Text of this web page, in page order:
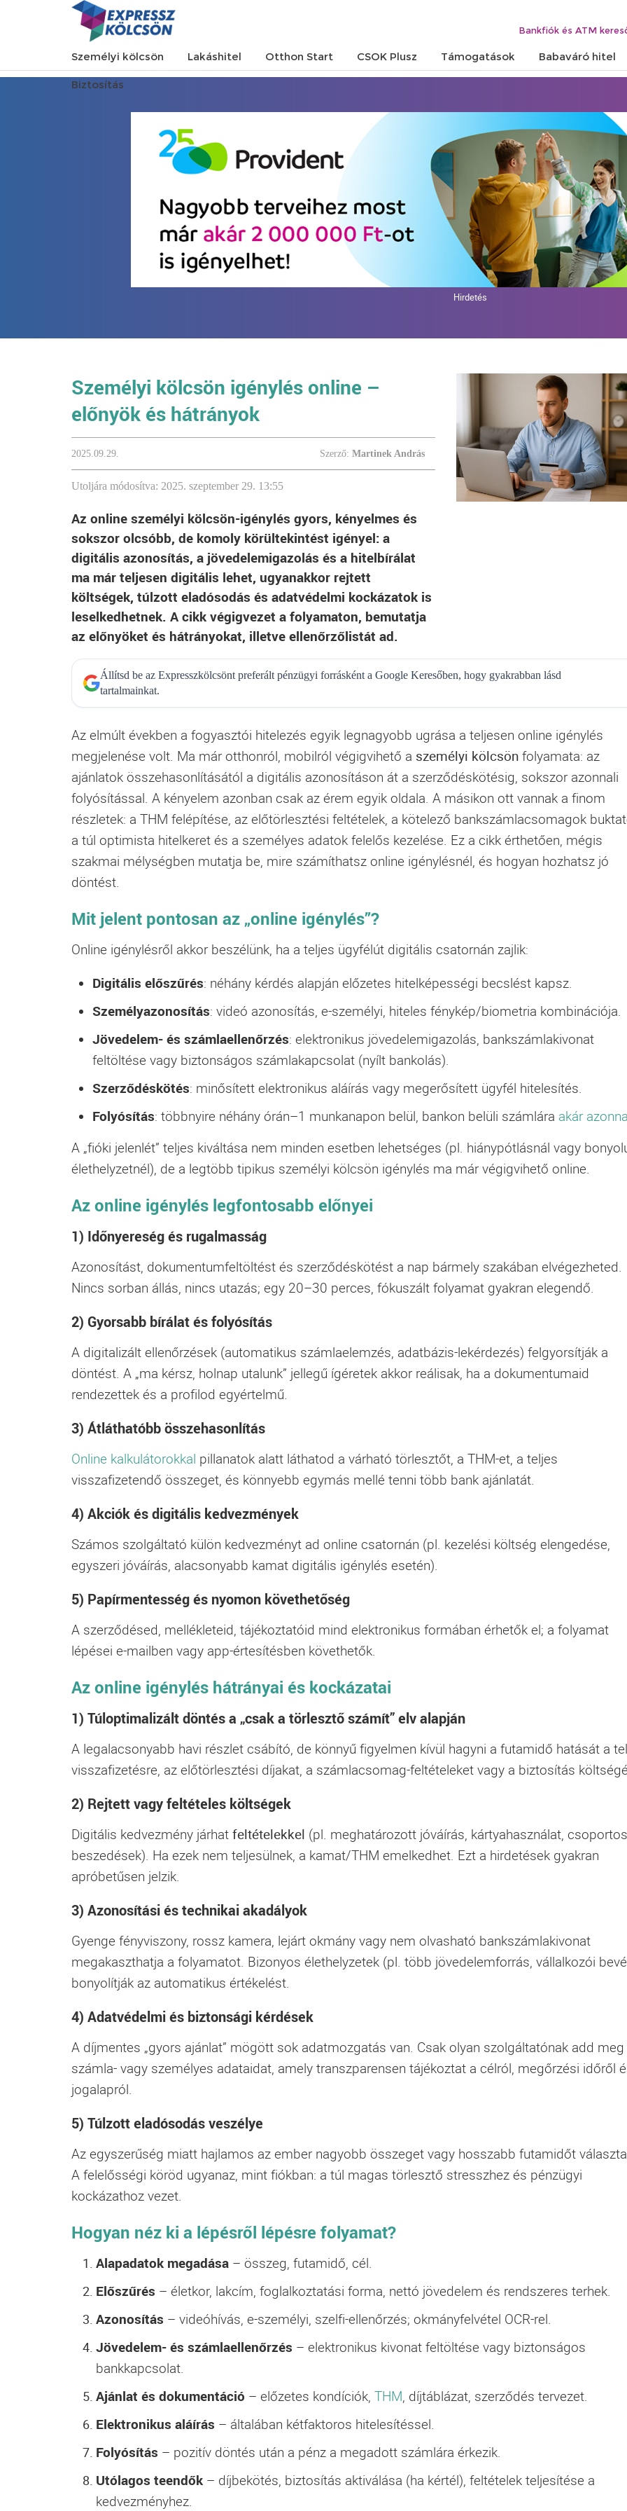
Bankfiók és ATM
Személyi kölcsön Lakáshitel Otthon Start CSOK Plusz Támogatások Babaváró hitel
Biztosítás
Hirdetés
Személyi kölcsön igénylés online –
előnyök és hátrányok
2025.09.29. Szerző: Martinek András
Utoljára módosítva: 2025. szeptember 29. 13:55
Az online személyi kölcsön-igénylés gyors, kényelmes és
sokszor olcsóbb, de komoly körültekintést igényel: a
digitális azonosítás, a jövedelemigazolás és a hitelbírálat
ma már teljesen digitális lehet, ugyanakkor rejtett
költségek, túlzott eladósodás és adatvédelmi kockázatok is
leselkedhetnek. A cikk végigvezet a folyamaton, bemutatja
az előnyöket és hátrányokat, illetve ellenőrzőlistát ad.
Állítsd be az Expresszkölcsönt preferált pénzügyi forrásként a Google Keresőben, hogy gyakrabban lásd
tartalmainkat.
Az elmúlt években a fogyasztói hitelezés egyik legnagyobb ugrása a teljesen online igénylés
megjelenése volt. Ma már otthonról, mobilról végigvihető a személyi kölcsönfolyamata: az
ajánlatok összehasonlításától a digitális azonosításon át a szerződéskötésig, sokszor azonnali
folyósítással. A kényelem azonban csak az érem egyik oldala. A másikon ott vannak a finom
részletek: a THM felépítése, az előtörlesztési feltételek, a kötelező bankszámlacsomagok
a túl optimista hitelkeret és a személyes adatok felelős kezelése. Ez a cikk érthetően, mégis
szakmai mélységben mutatja be, mire számíthatsz online igénylésnél, és hogyan hozhatsz jó
döntést.
Mit jelent pontosan az „online igénylés”?
Online igénylésről akkor beszélünk, ha a teljes ügyfélút digitális csatornán zajlik:
Digitális előszűrés: néhány kérdés alapján előzetes hitelképességi becslést kapsz.
Személyazonosítás: videó azonosítás, e-személyi, hiteles fénykép/biometria kombinációja.
Jövedelem- és számlaellenőrzés: elektronikus jövedelemigazolás, bankszámlakivonat
feltöltése vagy biztonságos számlakapcsolat (nyílt bankolás).
Szerződéskötés: minősített elektronikus aláírás vagy megerősített ügyfél hitelesítés.
Folyósítás: többnyire néhány órán–1 munkanapon belül, bankon belüli számlára akár
A „fióki jelenlét” teljes kiváltása nem minden esetben lehetséges (pl. hiánypótlásnál vagy
élethelyzetnél), de a legtöbb tipikus személyi kölcsön igénylés ma már végigvihető online.
Az online igénylés legfontosabb előnyei
1) Időnyereség és rugalmasság
Azonosítást, dokumentumfeltöltést és szerződéskötést a nap bármely szakában elvégezheted.
Nincs sorban állás, nincs utazás; egy 20–30 perces, fókuszált folyamat gyakran elegendő.
2) Gyorsabb bírálat és folyósítás
A digitalizált ellenőrzések (automatikus számlaelemzés, adatbázis-lekérdezés) felgyorsítják a
döntést. A „ma kérsz, holnap utalunk” jellegű ígéretek akkor reálisak, ha a dokumentumaid
rendezettek és a profilod egyértelmű.
3) Átláthatóbb összehasonlítás
Online kalkulátorokkal pillanatok alatt láthatod a várható törlesztőt, a THM-et, a teljes
visszafizetendő összeget, és könnyebb egymás mellé tenni több bank ajánlatát.
4) Akciók és digitális kedvezmények
Számos szolgáltató külön kedvezményt ad online csatornán (pl. kezelési költség elengedése,
egyszeri jóváírás, alacsonyabb kamat digitális igénylés esetén).
5) Papírmentesség és nyomon követhetőség
A szerződésed, mellékleteid, tájékoztatóid mind elektronikus formában érhetők el; a folyamat
lépései e-mailben vagy app-értesítésben követhetők.
Az online igénylés hátrányai és kockázatai
1) Túloptimalizált döntés a „csak a törlesztő számít” elv alapján
A legalacsonyabb havi részlet csábító, de könnyű figyelmen kívül hagyni a futamidő hatását a
visszafizetésre, az előtörlesztési díjakat, a számlacsomag-feltételeket vagy a biztosítás
2) Rejtett vagy feltételes költségek
Digitális kedvezmény járhatfeltételekkel (pl. meghatározott jóváírás, kártyahasználat, csoportos
beszedések). Ha ezek nem teljesülnek, a kamat/THM emelkedhet. Ezt a hirdetések gyakran
apróbetűsen jelzik.
3) Azonosítási és technikai akadályok
Gyenge fényviszony, rossz kamera, lejárt okmány vagy nem olvasható bankszámlakivonat
megakaszthatja a folyamatot. Bizonyos élethelyzetek (pl. több jövedelemforrás, vállalkozói
bonyolítják az automatikus értékelést.
4) Adatvédelmi és biztonsági kérdések
A díjmentes „gyors ajánlat” mögött sok adatmozgatás van. Csak olyan szolgáltatónak add meg
számla- vagy személyes adataidat, amely transzparensen tájékoztat a célról, megőrzési időről
jogalapról.
5) Túlzott eladósodás veszélye
Az egyszerűség miatt hajlamos az ember nagyobb összeget vagy hosszabb futamidőt
A felelősségi köröd ugyanaz, mint fiókban: a túl magas törlesztő stresszhez és pénzügyi
kockázathoz vezet.
Hogyan néz ki a lépésről lépésre folyamat?
Alapadatok megadása – összeg, futamidő, cél.
Előszűrés – életkor, lakcím, foglalkoztatási forma, nettó jövedelem és rendszeres terhek.
Azonosítás – videóhívás, e-személyi, szelfi-ellenőrzés; okmányfelvétel OCR-rel.
Jövedelem- és számlaellenőrzés – elektronikus kivonat feltöltése vagy biztonságos
bankkapcsolat.
Ajánlat és dokumentáció – előzetes kondíciók, THM, díjtáblázat, szerződés tervezet.
Elektronikus aláírás – általában kétfaktoros hitelesítéssel.
Folyósítás – pozitív döntés után a pénz a megadott számlára érkezik.
Utólagos teendők – díjbekötés, biztosítás aktiválása (ha kértél), feltételek teljesítése a
kedvezményhez.